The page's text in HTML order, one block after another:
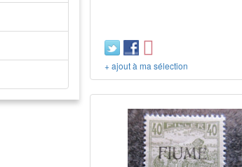
+ ajout à ma sélection